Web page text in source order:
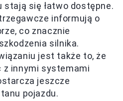
się łatwo dostępne.
informują o
co znacznie
silnika.
jest także to, że
z innymi systemami
jeszcze
pojazdu.